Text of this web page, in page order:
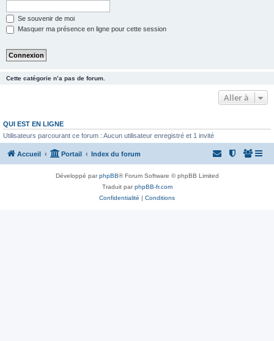
Se souvenir de moi
Masquer ma présence en ligne pour cette session
Cette catégorie n’a pas de forum.
Aller à
QUI EST EN LIGNE
Utilisateurs parcourant ce forum : Aucun utilisateur enregistré et 1 invité
Accueil Portail Index du forum
Développé parphpBB® Forum Software © phpBB Limited
Traduit parphpBB-fr.com
Confidentialité | Conditions